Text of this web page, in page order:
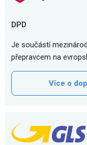
DPD
Je součástí
přepravcem na
Více o